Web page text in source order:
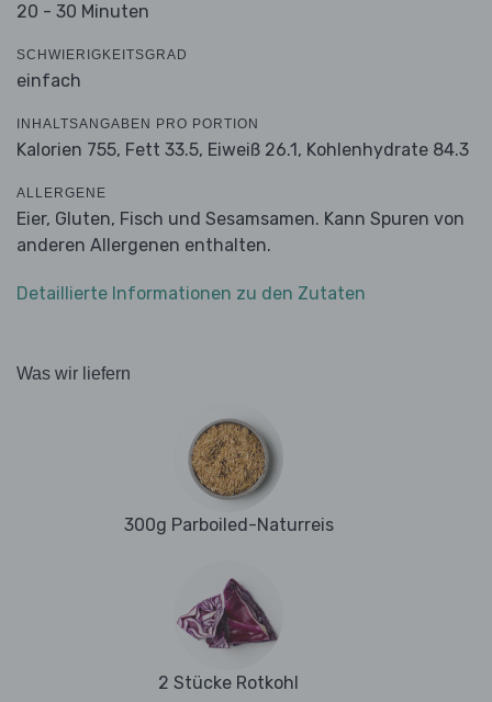
20 - 30 Minuten
SCHWIERIGKEITSGRAD
einfach
INHALTSANGABEN PRO PORTION
Kalorien 755, Fett 33.5, Eiweiß 26.1, Kohlenhydrate 84.3
ALLERGENE
Eier, Gluten, Fisch und Sesamsamen. Kann Spuren von
anderen Allergenen enthalten.
Detaillierte Informationen zu den Zutaten
Was wir liefern
300g Parboiled-Naturreis
2 Stücke Rotkohl